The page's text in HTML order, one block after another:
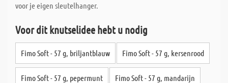
voor je eigen sleutelhanger.
Voor dit knutselidee hebt u nodig
Fimo Soft - 57 g, briljantblauw Fimo Soft - 57 g, kersenrood
Fimo Soft - 57 g, pepermunt Fimo Soft - 57 g, mandarijn